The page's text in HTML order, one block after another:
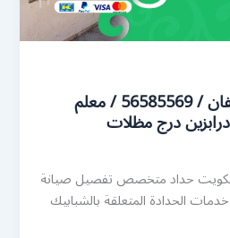
رقم حداد شبابيك كيفان / 56585569 / معلم
درج مظلات
حداد متخصص تفصيل صيانة
الحدادة المتعلقة بالشبابيك